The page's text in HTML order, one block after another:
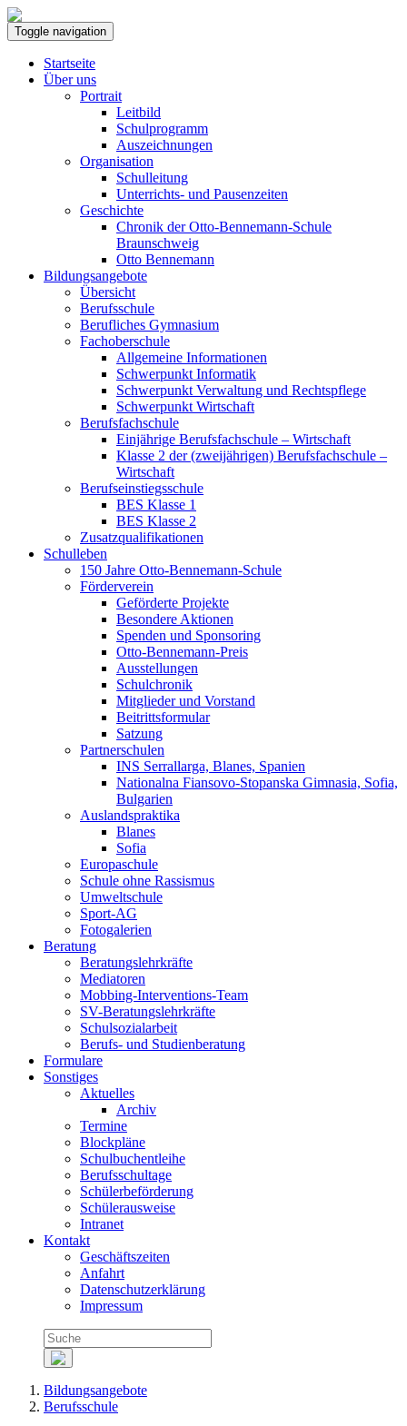
Toggle navigation
Startseite
Über uns
Portrait
Leitbild
Schulprogramm
Auszeichnungen
Organisation
Schulleitung
Unterrichts- und Pausenzeiten
Geschichte
Chronik der Otto-Bennemann-Schule
Braunschweig
Otto Bennemann
Bildungsangebote
Übersicht
Berufsschule
Berufliches Gymnasium
Fachoberschule
Allgemeine Informationen
Schwerpunkt Informatik
Schwerpunkt Verwaltung und Rechtspflege
Schwerpunkt Wirtschaft
Berufsfachschule
Einjährige Berufsfachschule – Wirtschaft
Klasse 2 der (zweijährigen) Berufsfachschule –
Wirtschaft
Berufseinstiegsschule
BES Klasse 1
BES Klasse 2
Zusatzqualifikationen
Schulleben
150 Jahre Otto-Bennemann-Schule
Förderverein
Geförderte Projekte
Besondere Aktionen
Spenden und Sponsoring
Otto-Bennemann-Preis
Ausstellungen
Schulchronik
Mitglieder und Vorstand
Beitrittsformular
Satzung
Partnerschulen
INS Serrallarga, Blanes, Spanien
Nationalna Fiansovo-Stopanska Gimnasia, Sofia,
Bulgarien
Auslandspraktika
Blanes
Sofia
Europaschule
Schule ohne Rassismus
Umweltschule
Sport-AG
Fotogalerien
Beratung
Beratungslehrkräfte
Mediatoren
Mobbing-Interventions-Team
SV-Beratungslehrkräfte
Schulsozialarbeit
Berufs- und Studienberatung
Formulare
Sonstiges
Aktuelles
Archiv
Termine
Blockpläne
Schulbuchentleihe
Berufsschultage
Schülerbeförderung
Schülerausweise
Intranet
Kontakt
Geschäftszeiten
Anfahrt
Datenschutzerklärung
Impressum
Bildungsangebote
Berufsschule